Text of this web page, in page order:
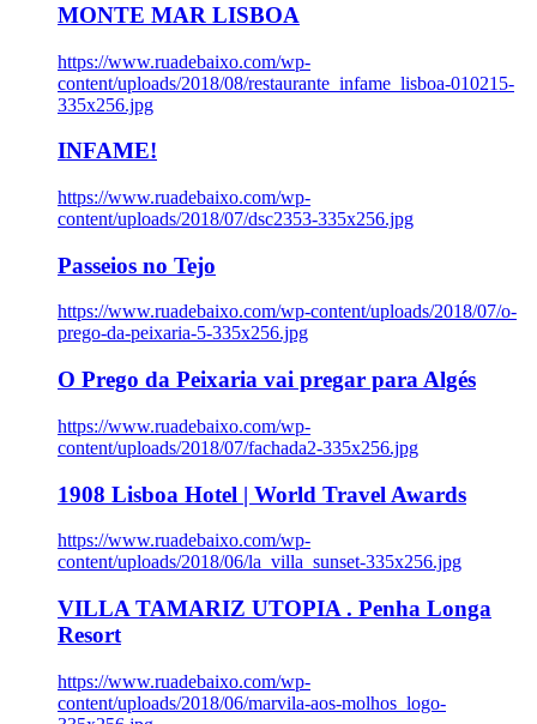
MONTE MAR LISBOA
https://www.ruadebaixo.com/wp-
content/uploads/2018/08/restaurante_infame_lisboa-010215-
335x256.jpg
INFAME!
https://www.ruadebaixo.com/wp-
content/uploads/2018/07/dsc2353-335x256.jpg
Passeios no Tejo
https://www.ruadebaixo.com/wp-content/uploads/2018/07/o-
prego-da-peixaria-5-335x256.jpg
O Prego da Peixaria vai pregar para Algés
https://www.ruadebaixo.com/wp-
content/uploads/2018/07/fachada2-335x256.jpg
1908 Lisboa Hotel | World Travel Awards
https://www.ruadebaixo.com/wp-
content/uploads/2018/06/la_villa_sunset-335x256.jpg
VILLA TAMARIZ UTOPIA . Penha Longa
Resort
https://www.ruadebaixo.com/wp-
content/uploads/2018/06/marvila-aos-molhos_logo-